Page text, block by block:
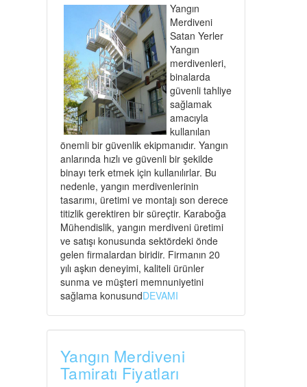
Yangın
Merdiveni
Satan Yerler
Yangın
merdivenleri,
binalarda
güvenli tahliye
sağlamak
amacıyla
kullanılan
önemli bir güvenlik ekipmanıdır. Yangın
anlarında hızlı ve güvenli bir şekilde
binayı terk etmek için kullanılırlar. Bu
nedenle, yangın merdivenlerinin
tasarımı, üretimi ve montajı son derece
titizlik gerektiren bir süreçtir. Karaboğa
Mühendislik, yangın merdiveni üretimi
ve satışı konusunda sektördeki önde
gelen firmalardan biridir. Firmanın 20
yılı aşkın deneyimi, kaliteli ürünler
sunma ve müşteri memnuniyetini
sağlama konusundDEVAMI
Yangın Merdiveni
Tamiratı Fiyatları